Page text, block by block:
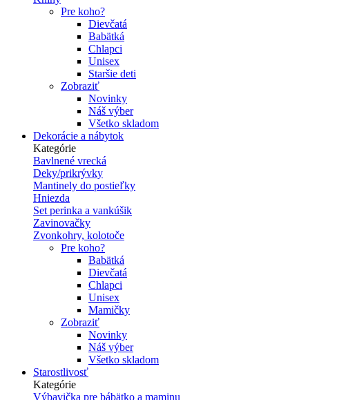
Pre koho?
Dievčatá
Babätká
Chlapci
Unisex
Staršie deti
Zobraziť
Novinky
Náš výber
Všetko skladom
Dekorácie a nábytok
Kategórie
Bavlnené vrecká
Deky/prikrývky
Mantinely do postieľky
Hniezda
Set perinka a vankúšik
Zavinovačky
Zvonkohry, kolotoče
Pre koho?
Babätká
Dievčatá
Chlapci
Unisex
Mamičky
Zobraziť
Novinky
Náš výber
Všetko skladom
Starostlivosť
Kategórie
Výbavička pre bábätko a maminu